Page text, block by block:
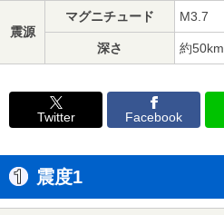
震源
マグニチュード M3.7
深さ 約50km
Twitter Facebook
震度1